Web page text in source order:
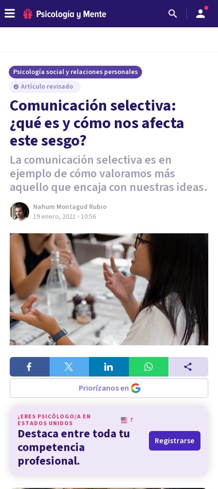
Psicología social y relaciones personales
Artículo revisado
Comunicación selectiva:
¿qué es y cómo nos afecta
este sesgo?
La comunicación selectiva es en
ejemplo de cómo valoramos más
aquello que encaja con nuestras ideas.
Nahum Montagud Rubio
19 enero, 2021 - 10:56
Priorízanos en
¿ERES PSICÓLOGO/A EN
ESTADOS UNIDOS
?
Destaca entre toda tu
competencia
profesional.
Registrarse